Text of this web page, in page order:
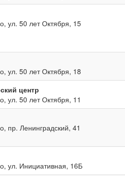
ул. 50 лет Октября, 15
ул. 50 лет Октября, 18
центр
ул. 50 лет Октября, 11
пр. Ленинградский, 41
ул. Инициативная, 16Б